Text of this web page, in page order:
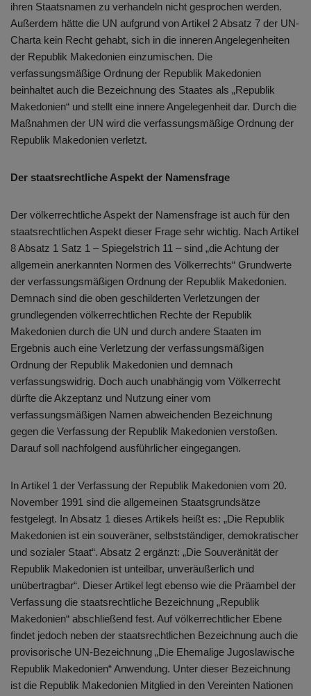
ihren Staatsnamen zu verhandeln nicht gesprochen werden.
Außerdem hätte die UN aufgrund von Artikel 2 Absatz 7 der UN-
Charta kein Recht gehabt, sich in die inneren Angelegenheiten
der Republik Makedonien einzumischen. Die
verfassungsmäßige Ordnung der Republik Makedonien
beinhaltet auch die Bezeichnung des Staates als „Republik
Makedonien“ und stellt eine innere Angelegenheit dar. Durch die
Maßnahmen der UN wird die verfassungsmäßige Ordnung der
Republik Makedonien verletzt.
Der staatsrechtliche Aspekt der Namensfrage
Der völkerrechtliche Aspekt der Namensfrage ist auch für den
staatsrechtlichen Aspekt dieser Frage sehr wichtig. Nach Artikel
8 Absatz 1 Satz 1 – Spiegelstrich 11 – sind „die Achtung der
allgemein anerkannten Normen des Völkerrechts“ Grundwerte
der verfassungsmäßigen Ordnung der Republik Makedonien.
Demnach sind die oben geschilderten Verletzungen der
grundlegenden völkerrechtlichen Rechte der Republik
Makedonien durch die UN und durch andere Staaten im
Ergebnis auch eine Verletzung der verfassungsmäßigen
Ordnung der Republik Makedonien und demnach
verfassungswidrig. Doch auch unabhängig vom Völkerrecht
dürfte die Akzeptanz und Nutzung einer vom
verfassungsmäßigen Namen abweichenden Bezeichnung
gegen die Verfassung der Republik Makedonien verstoßen.
Darauf soll nachfolgend ausführlicher eingegangen.
In Artikel 1 der Verfassung der Republik Makedonien vom 20.
November 1991 sind die allgemeinen Staatsgrundsätze
festgelegt. In Absatz 1 dieses Artikels heißt es: „Die Republik
Makedonien ist ein souveräner, selbstständiger, demokratischer
und sozialer Staat“. Absatz 2 ergänzt: „Die Souveränität der
Republik Makedonien ist unteilbar, unveräußerlich und
unübertragbar“. Dieser Artikel legt ebenso wie die Präambel der
Verfassung die staatsrechtliche Bezeichnung „Republik
Makedonien“ abschließend fest. Auf völkerrechtlicher Ebene
findet jedoch neben der staatsrechtlichen Bezeichnung auch die
provisorische UN-Bezeichnung „Die Ehemalige Jugoslawische
Republik Makedonien“ Anwendung. Unter dieser Bezeichnung
ist die Republik Makedonien Mitglied in den Vereinten Nationen